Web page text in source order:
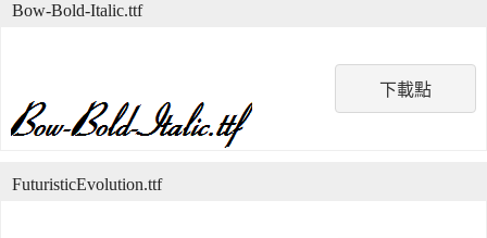
下載點
Bow-Bold-Italic.ttf
FuturisticEvolution.ttf